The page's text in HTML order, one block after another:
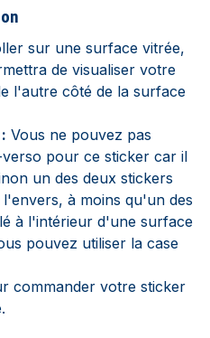
sur une surface vitrée,
de visualiser votre
l'autre côté de la surface
Vous ne pouvez pas
pour ce sticker car il
un des deux stickers
à moins qu'un des
à l'intérieur d'une surface
pouvez utiliser la case
commander votre sticker